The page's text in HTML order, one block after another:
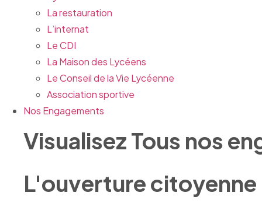
La restauration
L’internat
Le CDI
La Maison des Lycéens
Le Conseil de la Vie Lycéenne
Association sportive
Nos Engagements
Visualisez Tous nos
L'ouverture citoyenne